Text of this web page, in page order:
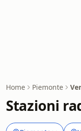
Home Piemonte
Stazioni